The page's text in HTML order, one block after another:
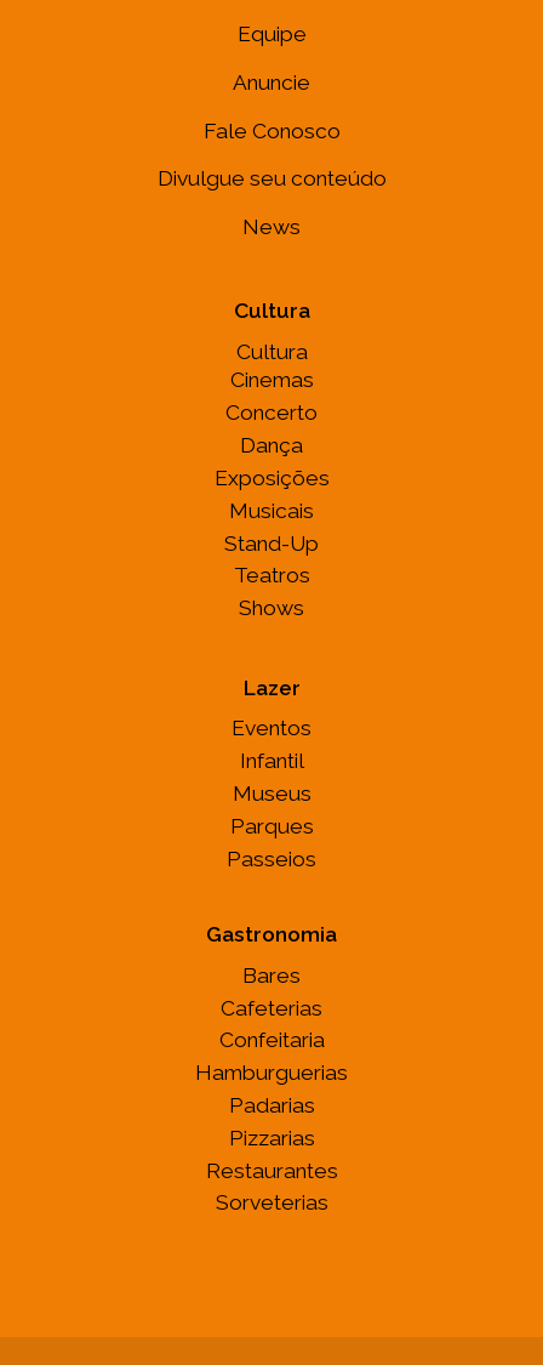
Equipe
Anuncie
Fale Conosco
Divulgue seu conteúdo
News
Cultura
Cultura
Cinemas
Concerto
Dança
Exposições
Musicais
Stand-Up
Teatros
Shows
Lazer
Eventos
Infantil
Museus
Parques
Passeios
Gastronomia
Bares
Cafeterias
Confeitaria
Hamburguerias
Padarias
Pizzarias
Restaurantes
Sorveterias